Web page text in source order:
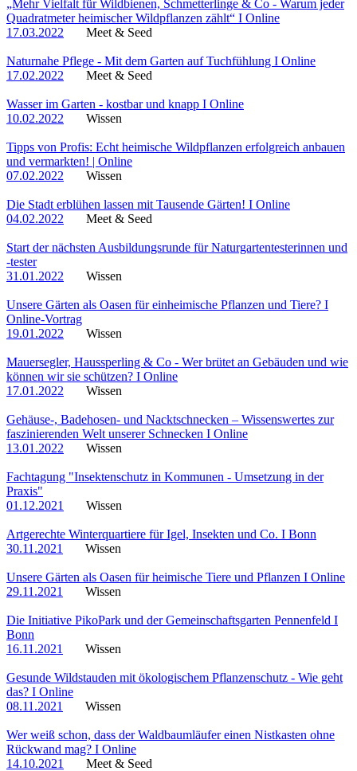
„Mehr Vielfalt für Wildbienen, Schmetterlinge & Co - Warum jeder
Quadratmeter heimischer Wildpflanzen zählt“ I Online
17.03.2022
Meet & Seed
Naturnahe Pflege - Mit dem Garten auf Tuchfühlung I Online
17.02.2022
Meet & Seed
Wasser im Garten - kostbar und knapp I Online
10.02.2022
Wissen
Tipps von Profis: Echt heimische Wildpflanzen erfolgreich anbauen
und vermarkten! | Online
07.02.2022
Wissen
Die Stadt erblühen lassen mit Tausende Gärten! I Online
04.02.2022
Meet & Seed
Start der nächsten Ausbildungsrunde für Naturgartentesterinnen und
-tester
31.01.2022
Wissen
Unsere Gärten als Oasen für einheimische Pflanzen und Tiere? I
Online-Vortrag
19.01.2022
Wissen
Mauersegler, Haussperling & Co - Wer brütet an Gebäuden und wie
können wir sie schützen? I Online
17.01.2022
Wissen
Gehäuse-, Badehosen- und Nacktschnecken – Wissenswertes zur
faszinierenden Welt unserer Schnecken I Online
13.01.2022
Wissen
Fachtagung "Insektenschutz in Kommunen - Umsetzung in der
Praxis"
01.12.2021
Wissen
Artgerechte Winterquartiere für Igel, Insekten und Co. I Bonn
30.11.2021
Wissen
Unsere Gärten als Oasen für heimische Tiere und Pflanzen I Online
29.11.2021
Wissen
Die Initiative PikoPark und der Gemeinschaftsgarten Pennenfeld I
Bonn
16.11.2021
Wissen
Gesunde Wildstauden mit ökologischem Pflanzenschutz - Wie geht
das? I Online
08.11.2021
Wissen
Wer weiß schon, dass der Waldbaumläufer einen Nistkasten ohne
Rückwand mag? I Online
14.10.2021
Meet & Seed